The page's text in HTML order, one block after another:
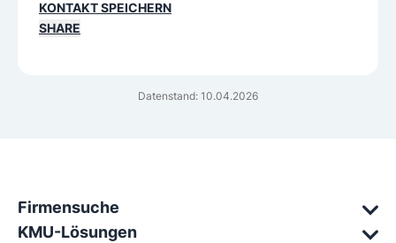
Datenstand: 10.04.2026
KONTAKT SPEICHERN
SHARE
Firmensuche
KMU-Lösungen